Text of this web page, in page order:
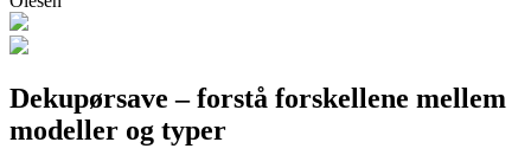
Dekupørsave – forstå forskellene mellem
modeller og typer